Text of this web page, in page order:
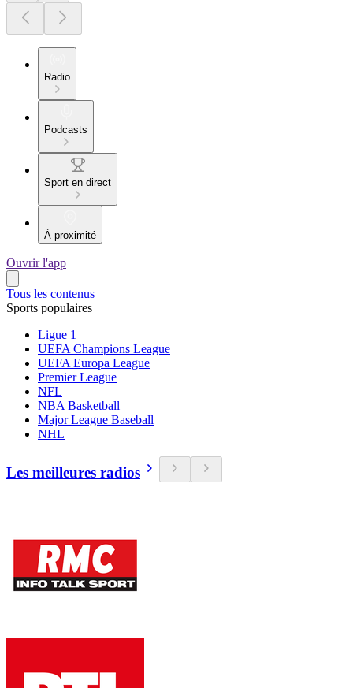
Radio
Podcasts
Sport en direct
À proximité
Ouvrir l'app
Tous les contenus
Sports populaires
Ligue 1
UEFA Champions League
UEFA Europa League
Premier League
NFL
NBA Basketball
Major League Baseball
NHL
Les meilleures radios